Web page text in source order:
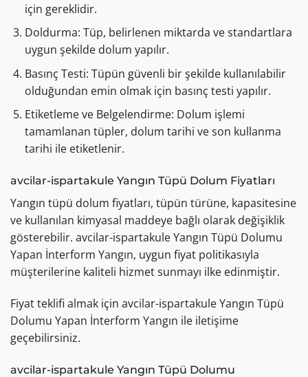
için gereklidir.
Doldurma: Tüp, belirlenen miktarda ve standartlara
uygun şekilde dolum yapılır.
Basınç Testi: Tüpün güvenli bir şekilde kullanılabilir
olduğundan emin olmak için basınç testi yapılır.
Etiketleme ve Belgelendirme: Dolum işlemi
tamamlanan tüpler, dolum tarihi ve son kullanma
tarihi ile etiketlenir.
avcilar-ispartakule Yangın Tüpü Dolum Fiyatları
Yangın tüpü dolum fiyatları, tüpün türüne, kapasitesine
ve kullanılan kimyasal maddeye bağlı olarak değişiklik
gösterebilir. avcilar-ispartakule Yangın Tüpü Dolumu
Yapan İnterform Yangın, uygun fiyat politikasıyla
müşterilerine kaliteli hizmet sunmayı ilke edinmiştir.
Fiyat teklifi almak için avcilar-ispartakule Yangın Tüpü
Dolumu Yapan İnterform Yangın ile iletişime
geçebilirsiniz.
avcilar-ispartakule Yangın Tüpü Dolumu